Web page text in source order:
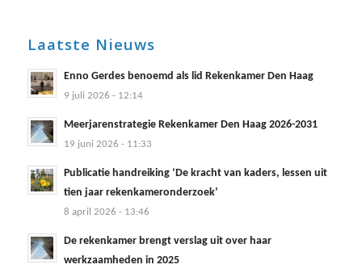
Laatste Nieuws
Enno Gerdes benoemd als lid Rekenkamer Den Haag
9 juli 2026 - 12:14
Meerjarenstrategie Rekenkamer Den Haag 2026-2031
19 juni 2026 - 11:33
Publicatie handreiking ‘De kracht van kaders, lessen uit
tien jaar rekenkameronderzoek’
8 april 2026 - 13:46
De rekenkamer brengt verslag uit over haar
werkzaamheden in 2025